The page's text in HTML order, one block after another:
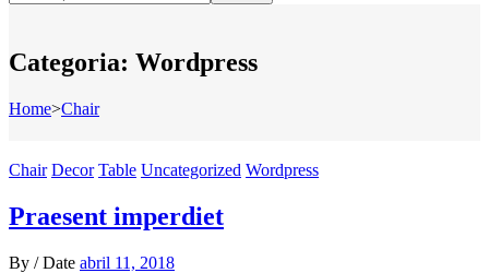
Categoria: Wordpress
Home>Chair
Chair Decor Table Uncategorized Wordpress
Praesent imperdiet
By / Date abril 11, 2018